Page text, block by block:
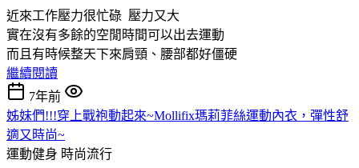
近來工作壓力很忙碌 壓力又大
實在沒有多餘的空閒時間可以出去運動
而且有時候整天下來肩頸、腰部都好僵硬
繼續閱讀
7年前
姊妹們!!!穿上戰袍動起來~Mollifix瑪莉菲絲運動內衣，彈性舒
適又時尚~
運動健身 時尚流行